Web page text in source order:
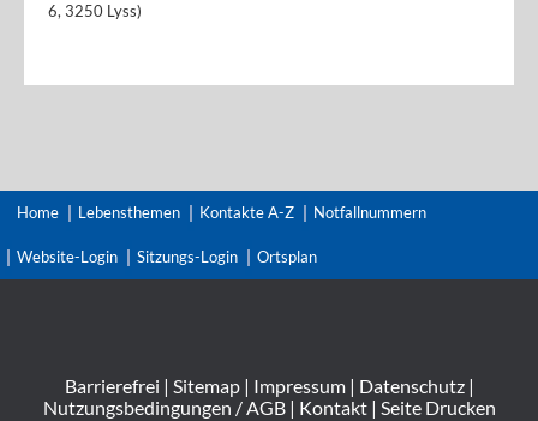
6, 3250 Lyss)
Home Lebensthemen Kontakte A-Z Notfallnummern
Website-Login Sitzungs-Login Ortsplan
Barrierefrei | Sitemap| Impressum| Datenschutz|
Nutzungsbedingungen / AGB| Kontakt| Seite Drucken